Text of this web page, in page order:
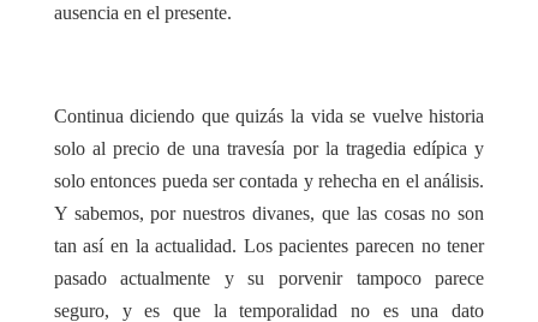
ausencia en el presente.
Continua diciendo que quizás la vida se vuelve historia
solo al precio de una travesía por la tragedia edípica y
solo entonces pueda ser contada y rehecha en el análisis.
Y sabemos, por nuestros divanes, que las cosas no son
tan así en la actualidad. Los pacientes parecen no tener
pasado actualmente y su porvenir tampoco parece
seguro, y es que la temporalidad no es una dato